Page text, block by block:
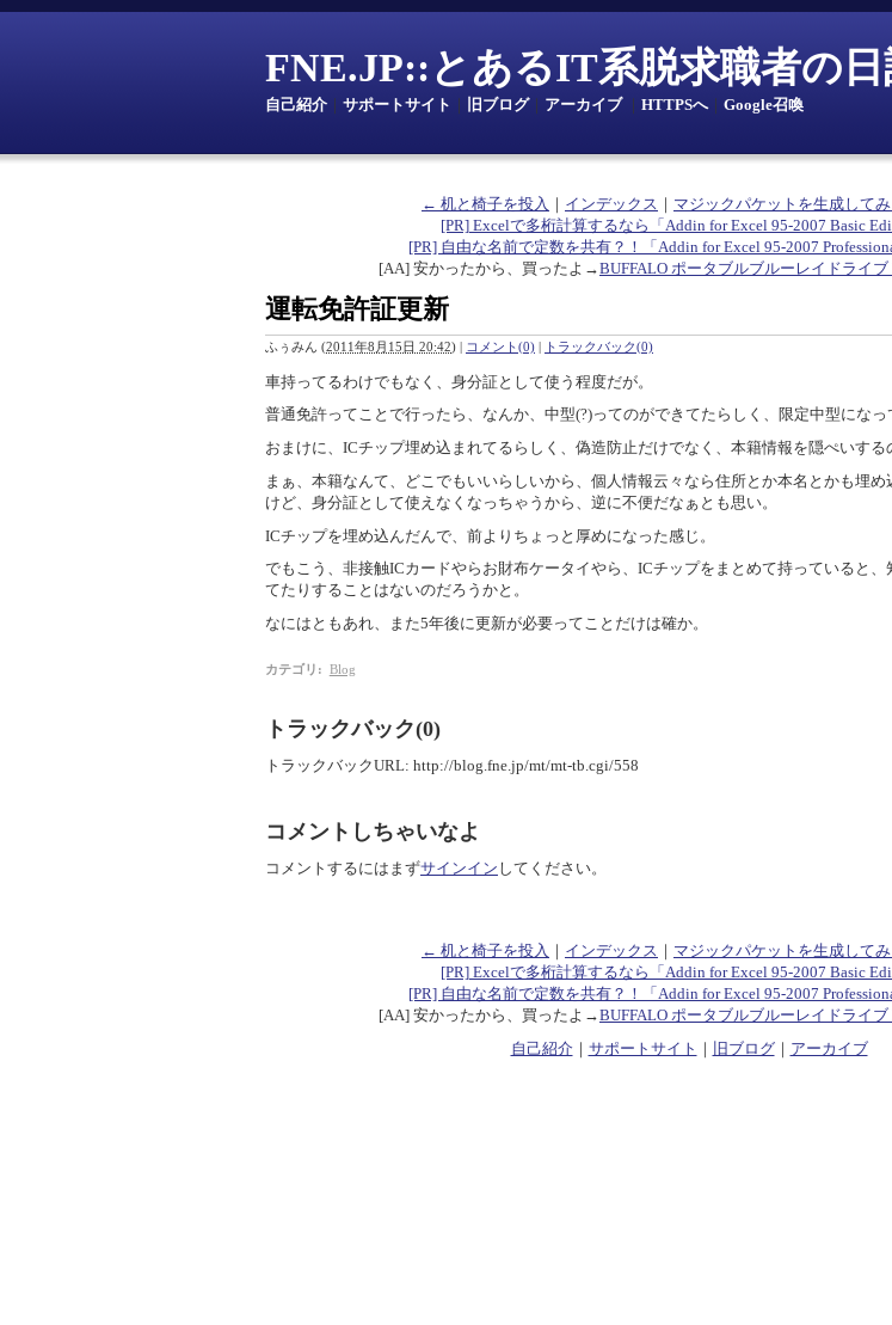
FNE.JP::とあるIT系脱求職者の日
自己紹介 サポートサイト 旧ブログ｜ アーカイブ｜ HTTPSへ｜ Google召喚
← 机と椅子を投入 ｜ インデックス ｜ マジックパケットを生成して
[PR] Excelで多桁計算するなら「Addin for Excel 95-2007 Basic
[PR] 自由な名前で定数を共有？！「Addin for Excel 95-2007
[AA] 安かったから、買ったよ→BUFFALO ポータブルブルーレイドライ
運転免許証更新
ふぅみん (2011年8月15日 20:42) | コメント(0) | トラックバック(0)
車持ってるわけでもなく、身分証として使う程度だが。
普通免許ってことで行ったら、なんか、中型(?)ってのができてたらしく、限定中型になっ
おまけに、ICチップ埋め込まれてるらしく、偽造防止だけでなく、本籍情報を隠ぺいする
まぁ、本籍なんて、どこでもいいらしいから、個人情報云々なら住所とか本名とかも埋
けど、身分証として使えなくなっちゃうから、逆に不便だなぁとも思い。
ICチップを埋め込んだんで、前よりちょっと厚めになった感じ。
でもこう、非接触ICカードやらお財布ケータイやら、ICチップをまとめて持っていると
てたりすることはないのだろうかと。
なにはともあれ、また5年後に更新が必要ってことだけは確か。
カテゴリ : Blog
トラックバック(0)
トラックバックURL: http://blog.fne.jp/mt/mt-tb.cgi/558
コメントしちゃいなよ
コメントするにはまずサインイン してください。
← 机と椅子を投入 ｜ インデックス ｜ マジックパケットを生成して
[PR] Excelで多桁計算するなら「Addin for Excel 95-2007 Basic
[PR] 自由な名前で定数を共有？！「Addin for Excel 95-2007
[AA] 安かったから、買ったよ→BUFFALO ポータブルブルーレイドライ
自己紹介｜ サポートサイト ｜ 旧ブログ｜ アーカイブ